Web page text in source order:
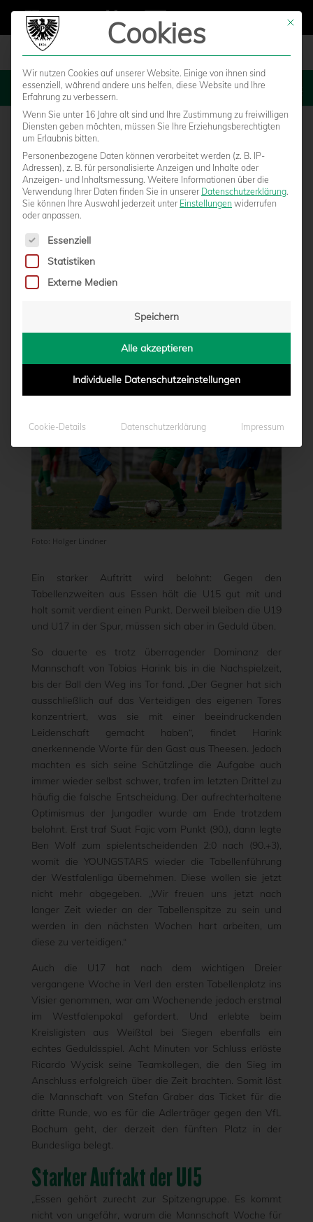
MENU
YOUNGSTARS-RÜCKBLICK: U15 MIT
vonMoritz Schwegmann|12.02.2024 - 13:28
Foto: Holger Lindner
Ein starker Auftritt wird belohnt: Gegen den
Tabellenzweiten aus Essen hält die U15 gut mit und
holt somit verdient einen Punkt. Derweil bleiben die U19
und U17 in der Spur, müssen sich aber in Geduld üben.
So dauerte es trotz überragender Dominanz der
Mannschaft von Tobias Harink bis in die Nachspielzeit,
bis der Ball den Weg ins Tor fand. „Der Gegner hat sich
ausschließlich auf das Verteidigen des eigenen Tores
konzentriert, was sie mit einer beeindruckenden
Leidenschaft gemacht haben“, findet Harink
anerkennende Worte für den Gast aus Theesen. Jedoch
machten es sich seine Schützlinge die Aufgabe auch
immer wieder selbst schwer, trafen im letzten Drittel zu
häufig die falsche Entscheidung. Der aufrechterhaltene
Optimismus der Jungadler wurde am Ende trotzdem
belohnt. Erst traf Suat Fajic vom Punkt (90.), dann legte
Ben Wolf zum spielentscheidenden 2:0 nach (90.+3),
womit die YOUNGSTARS wieder die Tabellenführung
der Westfalenliga übernehmen. Diese wollen sie jetzt
nicht mehr abgegeben. „Wir freuen uns jetzt nach
langer Zeit wieder an der Tabellenspitze zu sein und
werden in den nächsten Wochen hart arbeiten, um
diese zu verteidigen.“
Auch die U17 hat nach dem wichtigen Dreier
vergangene Woche in Verl den ersten Tabellenplatz ins
Visier genommen, war am Wochenende jedoch erstmal
im Westfalenpokal gefordert. Und erlebte beim
Kreisligisten aus Weißtal bei Siegen ebenfalls ein
echtes Geduldsspiel. Acht Minuten vor Schluss erlöste
Ricardo Wycisk seine Teamkollegen, die den Sieg im
Anschluss erfolgreich über die Zeit brachten. Somit löst
die Mannschaft von Stefan Graber das Ticket für die
dritte Runde, wo es für die Adlerträger gegen den VfL
Bochum geht, der derzeit den fünften Platz in der
Bundesliga belegt.
Starker Auftakt der U15
„Essen gehört zurecht zur Spitzengruppe. Es kommt
nicht von ungefähr, warum die Mannschaft Woche für
Mit
Cookies
Wir nutzen Cookies auf unserer Website. Einige von ihnen sind
essenziell, während andere uns helfen, diese Website und Ihre
Erfahrung zu verbessern.
Wenn Sie unter 16 Jahre alt sind und Ihre Zustimmung zu freiwilligen
Diensten geben möchten, müssen Sie Ihre Erziehungsberechtigten
um Erlaubnis bitten.
Personenbezogene Daten können verarbeitet werden (z. B. IP-
Adressen), z. B. für personalisierte Anzeigen und Inhalte oder
Anzeigen- und Inhaltsmessung. Weitere Informationen über die
Verwendung Ihrer Daten finden Sie in unserer Datenschutzerklärung.
Sie können Ihre Auswahl jederzeit unter Einstellungen widerrufen
oder anpassen.
Es folgt eine Liste der Service-Gruppen, für die eine
Essenziell
Statistiken
Externe Medien
Speichern
Alle akzeptieren
Individuelle Datenschutzeinstellungen
Cookie-Details Datenschutzerklärung Impressum